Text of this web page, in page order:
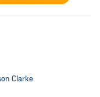
Clarke